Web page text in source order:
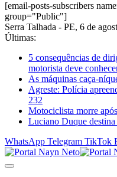
[email-posts-subscribers
group="Public"]
Serra Talhada - PE, 6 de
Últimas:
5 consequências de
motorista deve
As máquinas caça-
Agreste: Polícia
232
Motociclista morre
Luciano Duque
WhatsApp Telegram TikTok